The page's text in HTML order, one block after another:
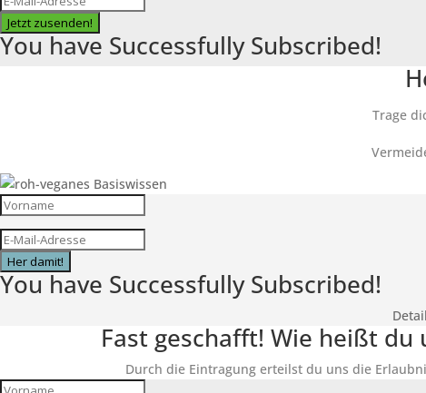
Jetzt zusenden!
You have Successfully Subscribed!
Trage
Her damit!
You have Successfully Subscribed!
Fast geschafft! Wie heißt
Durch die Eintragung erteilst du uns die